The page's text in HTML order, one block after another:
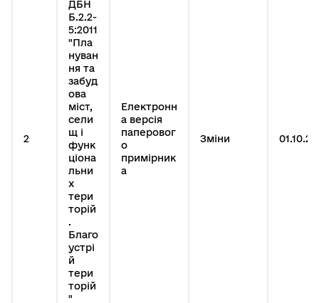
2
ДБН
Б.2.2-
5:2011
"Пла
нуван
ня та
забуд
ова
міст,
сели
щ і
функ
ціона
льни
х
тери
торій
.
Благо
устрі
й
тери
торій
"
Електронн
а версія
паперовог
о
примірник
а
Зміни